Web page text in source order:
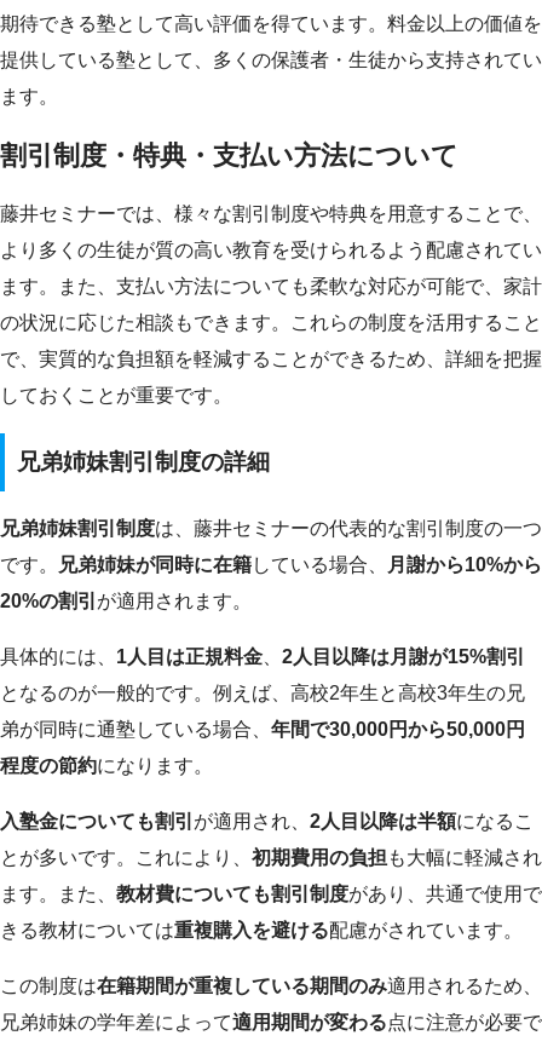
期待できる塾として高い評価を得ています。料金以上の価値を
提供している塾として、多くの保護者・生徒から支持されてい
ます。
割引制度・特典・支払い方法について
藤井セミナーでは、様々な割引制度や特典を用意することで、
より多くの生徒が質の高い教育を受けられるよう配慮されてい
ます。また、支払い方法についても柔軟な対応が可能で、家計
の状況に応じた相談もできます。これらの制度を活用すること
で、実質的な負担額を軽減することができるため、詳細を把握
しておくことが重要です。
兄弟姉妹割引制度の詳細
兄弟姉妹割引制度は、藤井セミナーの代表的な割引制度の一つ
です。
兄弟姉妹が同時に在籍している場合、
月謝から10%から
20%の割引 が適用されます。
具体的には、 1人目は正規料金
2人目以降は月謝が15%割引
となるのが一般的です。例えば、高校2年生と高校3年生の兄
弟が同時に通塾している場合、 年間で30,000円から50,000円
程度の節約になります。
入塾金についても割引 が適用され、 2人目以降は半額になるこ
とが多いです。これにより、 初期費用の負担 も大幅に軽減され
ます。また、 教材費についても割引制度があり、共通で使用で
きる教材については重複購入を避ける配慮がされています。
この制度は在籍期間が重複している期間のみ適用されるため、
兄弟姉妹の学年差によって適用期間が変わる点に注意が必要で